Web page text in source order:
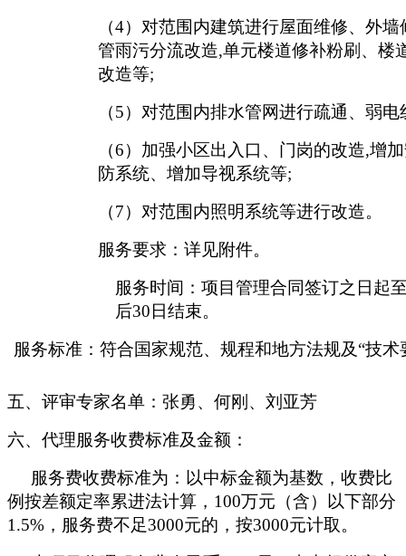
（4）对范围内建筑进行屋面维修、外
管雨污分流改造,单元楼道修补粉刷、楼
改造等;
（5）对范围内排水管网进行疏通、弱电
（6）加强小区出入口、门岗的改造,增
防系统、增加导视系统等;
（7）对范围内照明系统等进行改造。
服务要求：详见附件。
服务时间：项目管理合同签订之日起
后30日结束。
服务标准：符合国家规范、规程和地方法规及“技术
五、评审专家名单： 张勇、何刚、刘亚芳
六、代理服务收费标准及金额：
服务费收费标准为：以中标金额为基数，收费比
例按差额定率累进法计算， 100万元（含）以下部分
1.5%，服务费不足3000元的，按3000元计取。